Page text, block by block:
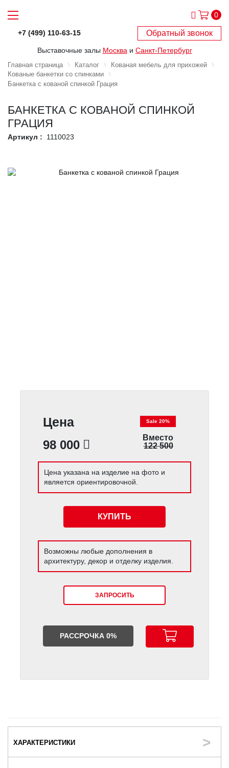
0
+7 (499) 110-63-15 Обратный звонок
Выставочные залы Москва и Санкт-Петербург
Главная страница Каталог
Кованая мебель для прихожей
Кованые банкетки со спинками
Банкетка с кованой спинкой Грация
БАНКЕТКА С КОВАНОЙ СПИНКОЙ
ГРАЦИЯ
Артикул : 1110023
Цена
98 000
Sale 20%
Вместо
122 500
Цена указана на изделие на фото и
является ориентировочной.
КУПИТЬ
Возможны любые дополнения в
архитектуру, декор и отделку изделия.
ЗАПРОСИТЬ
РАССРОЧКА 0%
ХАРАКТЕРИСТИКИ